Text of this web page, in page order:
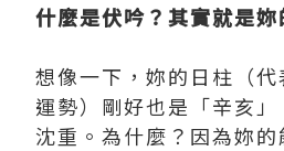
什麼是伏吟？其實就是
想像一下，妳的日柱（
運勢）剛好也是「辛亥
沈重。為什麼？因為妳